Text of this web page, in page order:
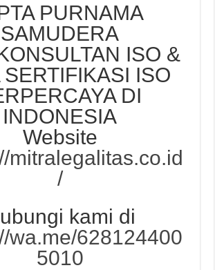
PURNAMA
SAMUDERA
ISO &
SERTIFIKASI ISO
DI
INDONESIA
Website
mitralegalitas.co.id
/
kami di
wa.me/628124400
5010